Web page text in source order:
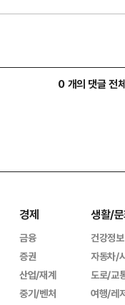
0 개의 댓글 전
경제
금융
증권
산업/재계
중기/벤처
생활/
건강정보
자동차/
도로/교
여행/레